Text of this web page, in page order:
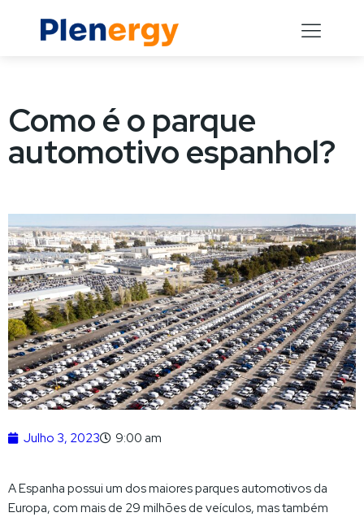
Como é o parque
automotivo espanhol?
Julho 3, 2023 9:00 am
A Espanha possui um dos maiores parques automotivos da
Europa, com mais de 29 milhões de veículos, mas também